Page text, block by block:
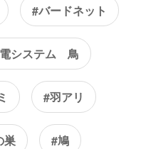
#バードネット
システム 鳥
#羽アリ
巣 #鳩